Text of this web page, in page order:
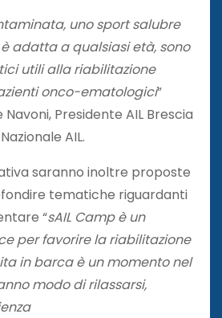
uno sport salubre
adatta a qualsiasi età, sono
utili alla riabilitazione
onco-ematologici”
Presidente AIL Brescia
AIL.
saranno inoltre proposte
tematiche riguardanti
“sAIL Camp è un
per favorire la riabilitazione
in barca è un momento nel
modo di rilassarsi,